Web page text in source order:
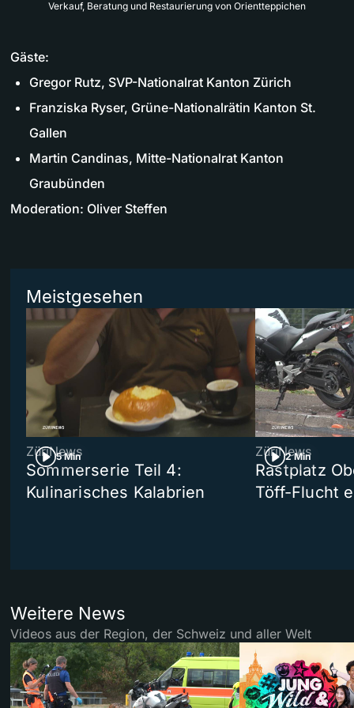
Verkauf, Beratung und Restaurierung von Orientteppichen
Gäste:
Gregor Rutz, SVP-Nationalrat Kanton Zürich
Franziska Ryser, Grüne-Nationalrätin Kanton St.
Gallen
Martin Candinas, Mitte-Nationalrat Kanton
Graubünden
Moderation: Oliver Steffen
Meistgesehen
5 Min
ZüriNews
Sommerserie Teil 4:
Kulinarisches Kalabrien
2 Min
ZüriNews
Rastplatz
Töff-Flucht
Weitere News
Videos aus der Region, der Schweiz und aller Welt